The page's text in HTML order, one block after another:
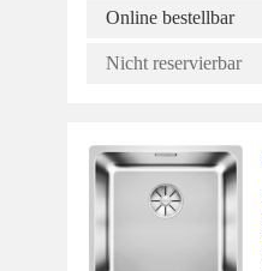
Online bestellbar
Nicht reservierbar